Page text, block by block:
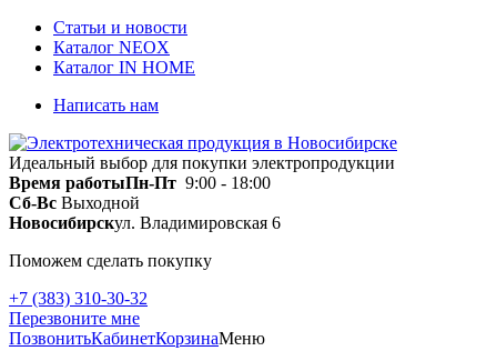
Статьи и новости
Каталог NEOX
Каталог IN HOME
Написать нам
Идеальный выбор для покупки электропродукции
Время работыПн-Пт 9:00 - 18:00
Сб-Вс Выходной
Новосибирскул. Владимировская 6
Поможем сделать покупку
+7 (383) 310-30-32
Перезвоните мне
ПозвонитьКабинетКорзинаМеню